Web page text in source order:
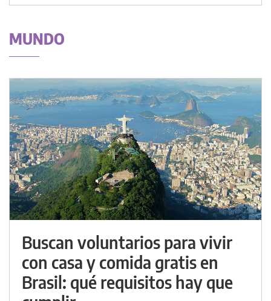
MUNDO
Buscan voluntarios para vivir
con casa y comida gratis en
Brasil: qué requisitos hay que